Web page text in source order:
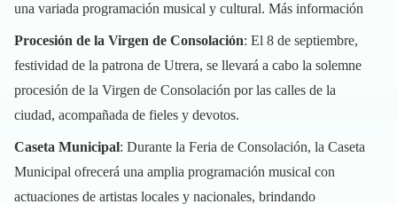
una variada programación musical y cultural. Más información
Procesión de la Virgen de Consolación: El 8 de septiembre,
festividad de la patrona de Utrera, se llevará a cabo la solemne
procesión de la Virgen de Consolación por las calles de la
ciudad, acompañada de fieles y devotos.
Caseta Municipal: Durante la Feria de Consolación, la Caseta
Municipal ofrecerá una amplia programación musical con
actuaciones de artistas locales y nacionales, brindando